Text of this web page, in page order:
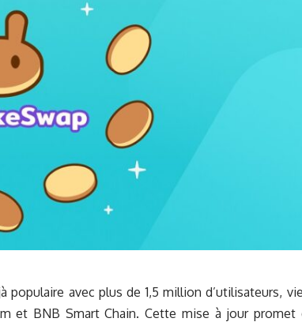
populaire avec plus de 1,5 million d’utilisateurs,
et BNB Smart Chain. Cette mise à jour promet